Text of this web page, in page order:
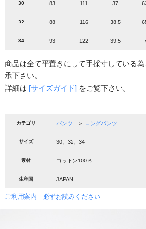
30 83 111 37
32 88 116 38.5
34 93 122 39.5
商品は全て平置きにして手採寸している
承下さい。
詳細は [サイズガイド] をご覧下さい。
カテゴリ パンツ ＞ ロングパンツ
サイズ 30、32、34
素材 コットン100％
生産国 JAPAN.
ご利用案内 必ずお読みください